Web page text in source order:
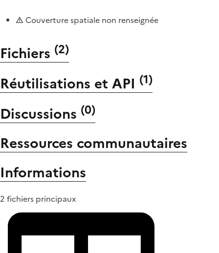
Couverture spatiale non renseignée
Fichiers (2)
Réutilisations et API (1)
Discussions (0)
Ressources communautaires
Informations
2 fichiers principaux